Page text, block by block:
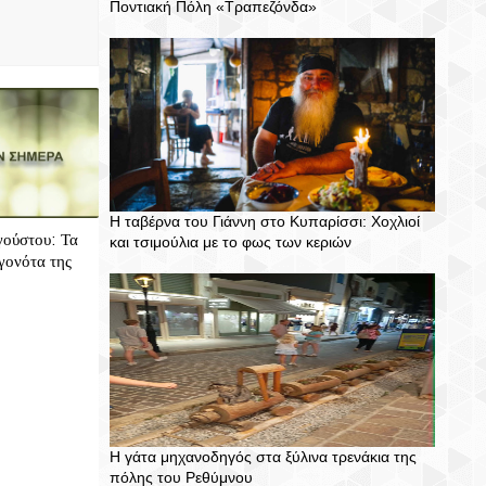
Τα
της
Ποντιακή Πόλη «Τραπεζόνδα»
Η ταβέρνα του Γιάννη στο Κυπαρίσσι: Χοχλιοί
και τσιμούλια με το φως των κεριών
Η γάτα μηχανοδηγός στα ξύλινα τρενάκια της
πόλης του Ρεθύμνου